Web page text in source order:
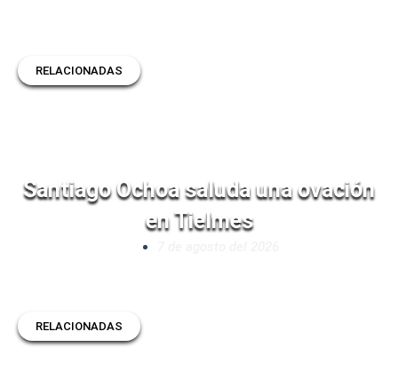
RELACIONADAS
Santiago Ochoa saluda una ovación
en Tielmes
RELACIONADAS